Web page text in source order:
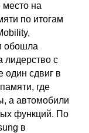
место на
по итогам
обошла
лидерство с
один сдвиг в
где
а автомобили
функций. По
в